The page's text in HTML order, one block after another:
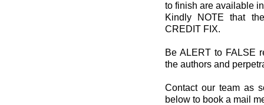
to finish are available
Kindly NOTE that
CREDIT FIX.
Be ALERT to FALSE
the authors and
Contact our team as
below to book a mail